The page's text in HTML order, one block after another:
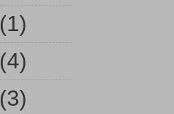
(1)
(4)
(3)